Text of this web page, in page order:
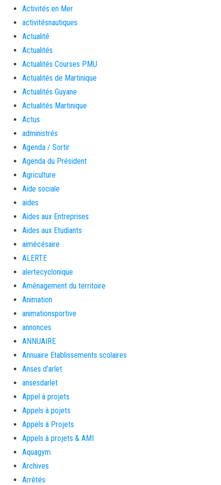
Activités en Mer
activitésnautiques
Actualité
Actualités
Actualités Courses PMU
Actualités de Martinique
Actualités Guyane
Actualités Martinique
Actus
administrés
Agenda / Sortir
Agenda du Président
Agriculture
Aide sociale
aides
Aides aux Entreprises
Aides aux Etudiants
aimécésaire
ALERTE
alertecyclonique
Aménagement du territoire
Animation
animationsportive
annonces
ANNUAIRE
Annuaire Etablissements scolaires
Anses d'arlet
ansesdarlet
Appel à projets
Appels à pojets
Appels à Projets
Appels à projets & AMI
Aquagym
Archives
Arrêtés